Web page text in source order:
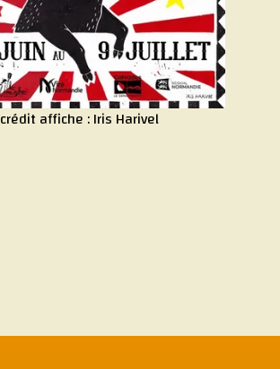
crédit affiche :Iris Harivel